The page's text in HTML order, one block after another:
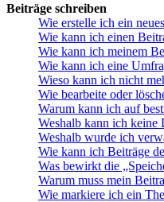
Beiträge schreiben
Wie erstelle ich ein
Wie kann ich einen
Wie kann ich meinem
Wie kann ich eine
Wieso kann ich nicht
Wie bearbeite oder
Warum kann ich auf
Weshalb kann ich keine
Weshalb wurde ich
Wie kann ich Beiträge
Was bewirkt die
Warum muss mein
Wie markiere ich ein